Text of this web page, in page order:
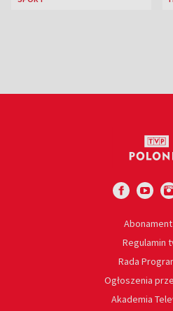
Abonament
Regulamin
Rada
Ogłoszenia
Akademia